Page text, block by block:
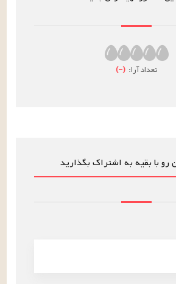
تعداد آرا: (
–
)
رو با بقیه به اشتراک بگذارید